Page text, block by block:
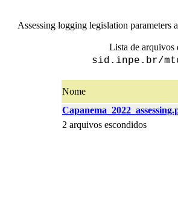
Assessing logging legislation
Lista de arquivos
sid.inpe.br/
Nome
2 arquivos escondidos